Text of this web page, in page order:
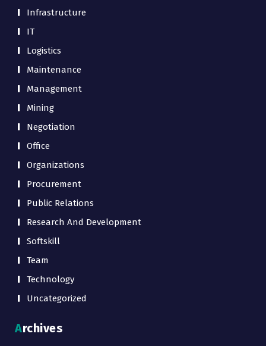
Infrastructure
IT
Logistics
Maintenance
Management
Mining
Negotiation
Office
Organizations
Procurement
Public Relations
Research And Development
Softskill
Team
Technology
Uncategorized
Archives